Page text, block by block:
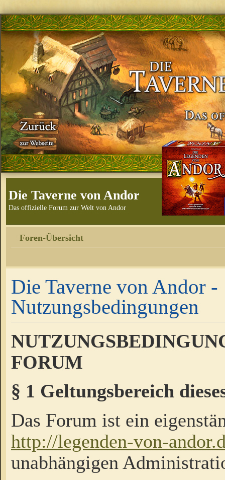
Die Taverne von Andor
Das offizielle Forum zur Welt von Andor
Foren-Übersicht
Die Taverne von Andor -
Nutzungsbedingungen
FORUM
§ 1 Geltungsbereich
Das Forum ist ein
http://legenden-von-
unabhängigen